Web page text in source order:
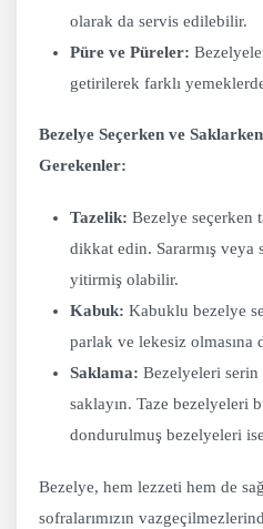
olarak da servis edilebilir.
Püre ve Püreler:
getirilerek farklı
Bezelye Seçerken ve
Gerekenler:
Tazelik: Bezelye seçerken
dikkat edin. Sararmış
yitirmiş olabilir.
Kabuk: Kabuklu bezelye
parlak ve lekesiz olmasına
Saklama: Bezelyeleri
saklayın. Taze bezelyeleri
dondurulmuş bezelyeleri
Bezelye, hem lezzeti hem de
sofralarımızın